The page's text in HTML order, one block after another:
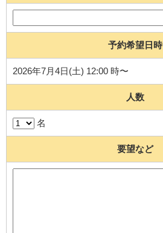
予約希望日時
2026年7月4日(土) 12:00 時〜
人数
名
要望など